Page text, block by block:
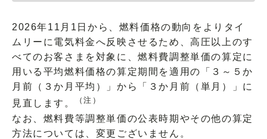
2026年11月1日から、燃料価格の動向をよりタイ
ムリーに電気料金へ反映させるため、高圧以上のす
べてのお客さまを対象に、燃料費調整単価の算定に
用いる平均燃料価格の算定期間を適用の「３～５か
月前（３か月平均）」から「３か月前（単月）」に
見直します。
（注）
なお、燃料費等調整単価の公表時期やその他の算定
方法については、変更ございません。